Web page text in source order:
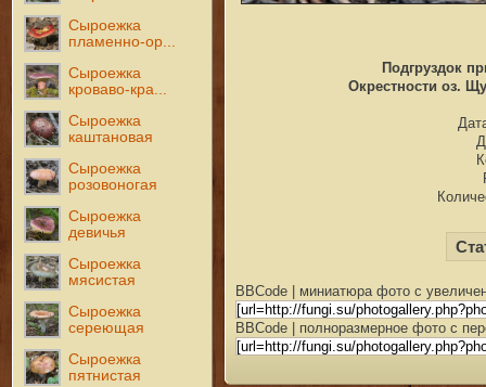
Сыроежка
пламенно-ор...
Сыроежка
кроваво-кра...
Сыроежка
каштановая
Сыроежка
розовоногая
Сыроежка
девичья
Сыроежка
мясистая
Сыроежка
сереющая
Сыроежка
пятнистая
Подгруздок
Окрестности оз.
BBCode | миниатюра фото с
BBCode | полноразмерное фото с